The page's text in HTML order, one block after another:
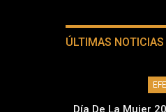
ÚLTIMAS NOTICIAS
Día De La Mujer